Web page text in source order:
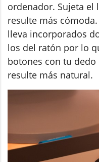
ordenador. Sujeta el
resulte más
lleva incorporados
los del ratón por lo
botones con tu
resulte más natural.